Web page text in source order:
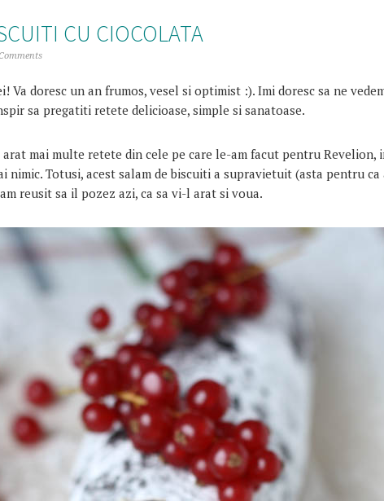
CU CIOCOLATA
Va doresc un an frumos, vesel si optimist :). Imi doresc sa ne
sa pregatiti retete delicioase, simple si sanatoase.
arat mai multe retete din cele pe care le-am facut pentru Revelion,
nimic. Totusi, acest salam de biscuiti a supravietuit (asta pentru ca
reusit sa il pozez azi, ca sa vi-l arat si voua.